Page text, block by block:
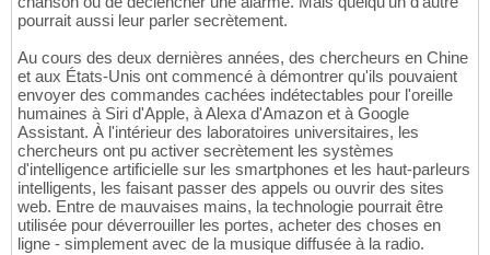
pourrait aussi leur parler secrètement.
Au cours des deux dernières années, des chercheurs en Chine
et aux États-Unis ont commencé à démontrer qu'ils pouvaient
envoyer des commandes cachées indétectables pour l'oreille
humaines à Siri d'Apple, à Alexa d'Amazon et à Google
Assistant. À l'intérieur des laboratoires universitaires, les
chercheurs ont pu activer secrètement les systèmes
d'intelligence artificielle sur les smartphones et les haut-parleurs
intelligents, les faisant passer des appels ou ouvrir des sites
web. Entre de mauvaises mains, la technologie pourrait être
utilisée pour déverrouiller les portes, acheter des choses en
ligne - simplement avec de la musique diffusée à la radio.